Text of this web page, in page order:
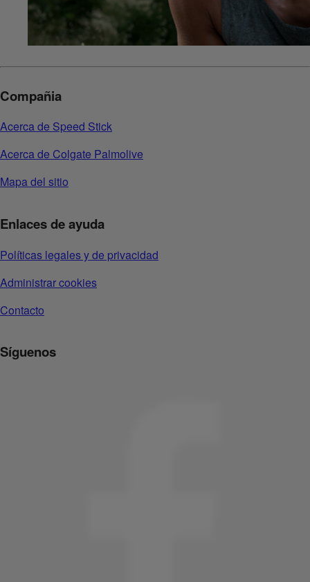
Compañia
Acerca de Speed Stick
Acerca de Colgate Palmolive
Mapa del sitio
Enlaces de ayuda
Políticas legales y de privacidad
Administrar cookies
Contacto
Síguenos